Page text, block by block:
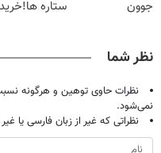
جوون
ستاره ها!خرید
نظر شما
نظرات حاوی توهین و هرگونه
نمی‌شود.
نظراتی که غیر از زبان فارسی یا